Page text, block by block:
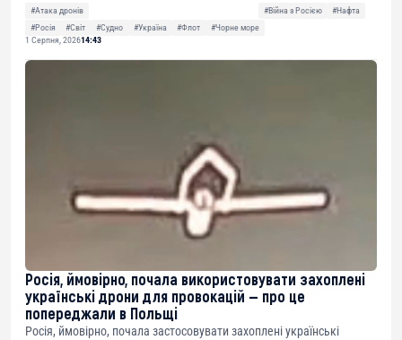
#Атака дронів #Війна з Росією
#Нафта
#Росія
#Світ #Судно #Україна #Флот
#Чорне море
1 Серпня, 202614:43
Росія, ймовірно, почала використовувати захоплені
українські дрони для провокацій — про це
попереджали в Польщі
Росія, ймовірно, почала застосовувати захоплені українські